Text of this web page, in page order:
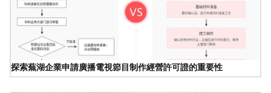
探索蕪湖企業申請廣播電視節目制作經營許可證的重要性